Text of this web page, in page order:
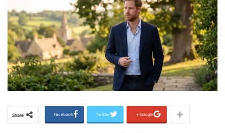
Share Facebook Twitter Google+